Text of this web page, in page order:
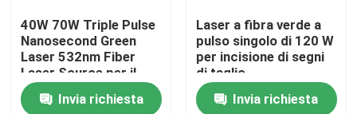
Casa
40W 70W Triple Pulse
Nanosecond Green
Laser 532nm Fiber
Laser Source per il
processamento
fotovoltaicoInvia richiesta
Laser a fibra verde a
pulso singolo di 120 W
per incisione di segni
di taglio
Invia richiesta